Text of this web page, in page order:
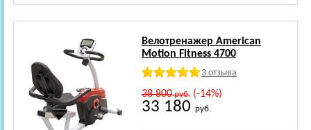
Велотренажер American
Motion Fitness 4700
3 отзыва
38 800руб.(-14%)
33 180 руб.